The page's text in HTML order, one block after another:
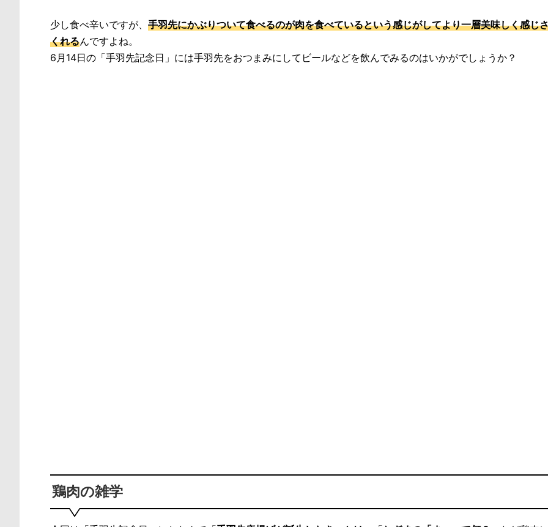
少し食べ辛いですが、 手羽先にかぶりついて食べるのが肉を食べているという感じがしてより一層美味しく感じ
くれるんですよね。
6月14日の「手羽先記念日」には手羽先をおつまみにしてビールなどを飲んでみるのはいかがでしょうか？
鶏肉の雑学